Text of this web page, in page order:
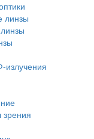
линзы
излучения
зрения